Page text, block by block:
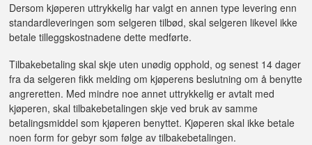
Dersom kjøperen uttrykkelig har valgt en annen type levering enn
standardleveringen som selgeren tilbød, skal selgeren likevel ikke
betale tilleggskostnadene dette medførte.
Tilbakebetaling skal skje uten unødig opphold, og senest 14 dager
fra da selgeren fikk melding om kjøperens beslutning om å benytte
angreretten. Med mindre noe annet uttrykkelig er avtalt med
kjøperen, skal tilbakebetalingen skje ved bruk av samme
betalingsmiddel som kjøperen benyttet. Kjøperen skal ikke betale
noen form for gebyr som følge av tilbakebetalingen.